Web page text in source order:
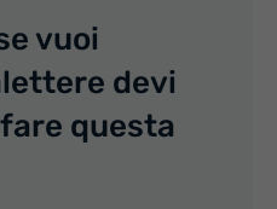
vuoi
devi
questa